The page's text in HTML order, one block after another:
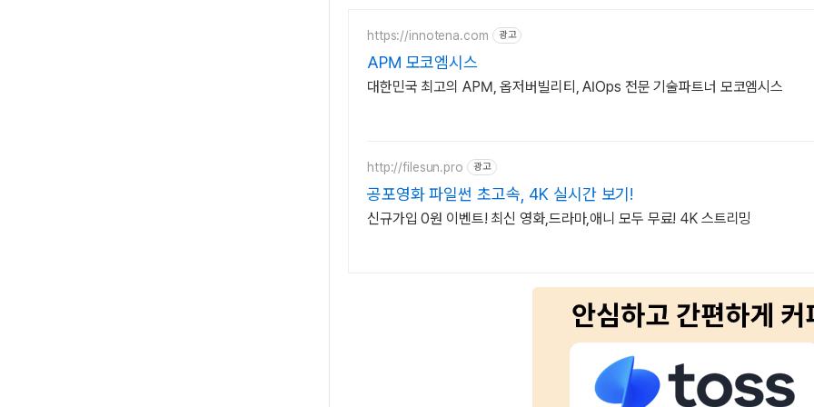
https://innotena.com 광고
APM 모코엠시스
대한민국 최고의 APM, 옵저버빌리티, AIOps 전문 기술파트너 모코엠시스
http://filesun.pro 광고
공포영화 파일썬 초고속, 4K 실시간 보기!
신규가입 0원 이벤트! 최신 영화,드라마,애니 모두 무료! 4K 스트리밍